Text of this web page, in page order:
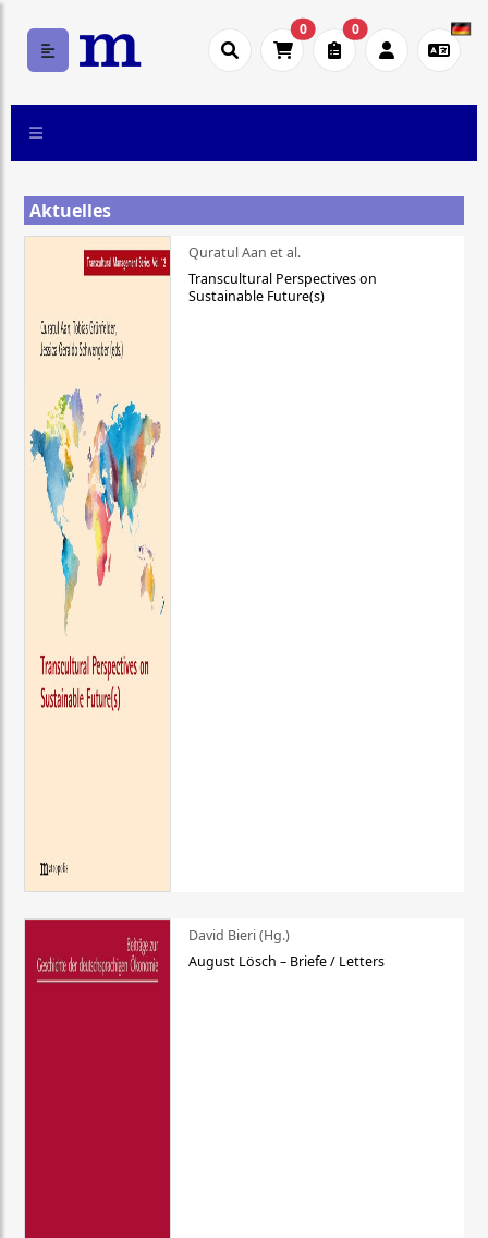
0 0
Aktuelles
Quratul Aan et al.
Transcultural Perspectives on
Sustainable Future(s)
David Bieri (Hg.)
August Lösch – Briefe / Letters